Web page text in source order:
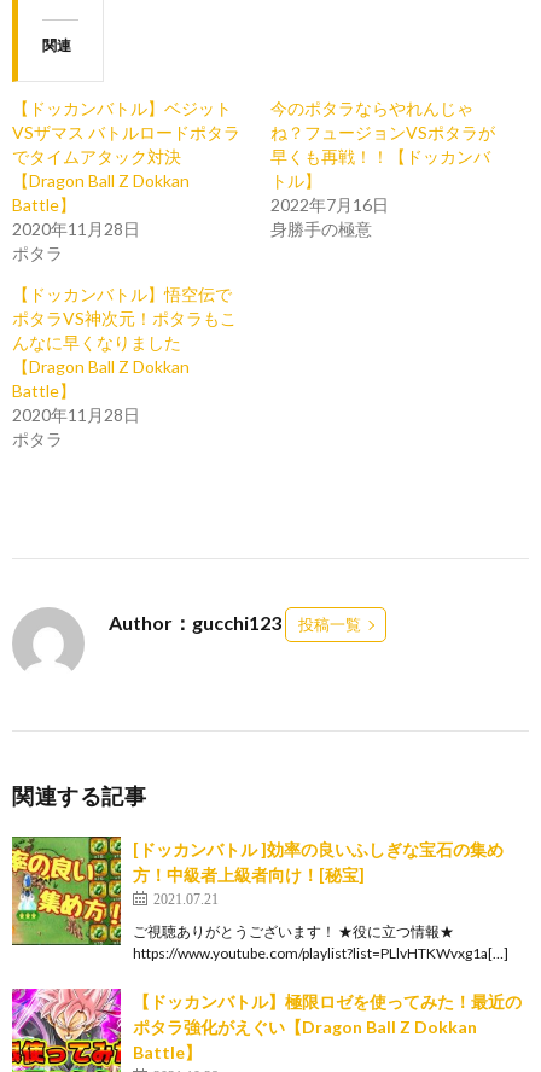
関連
【ドッカンバトル】ベジット
VSザマス バトルロードポタラ
でタイムアタック対決
【Dragon Ball Z Dokkan
Battle】
2020年11月28日
ポタラ
今のポタラならやれんじゃ
ね？フュージョンVSポタラが
早くも再戦！！【ドッカンバ
トル】
2022年7月16日
身勝手の極意
【ドッカンバトル】悟空伝で
ポタラVS神次元！ポタラもこ
んなに早くなりました
【Dragon Ball Z Dokkan
Battle】
2020年11月28日
ポタラ
Author：gucchi123 投稿一覧
関連する記事
[ドッカンバトル ]効率の良いふしぎな宝石の集め
方！中級者上級者向け！[秘宝]
2021.07.21
ご視聴ありがとうございます！ ★役に立つ情報★
https://www.youtube.com/playlist?list=PLlvHTKWvxg1a[…]
【ドッカンバトル】極限ロゼを使ってみた！最近の
ポタラ強化がえぐい【Dragon Ball Z Dokkan
Battle】